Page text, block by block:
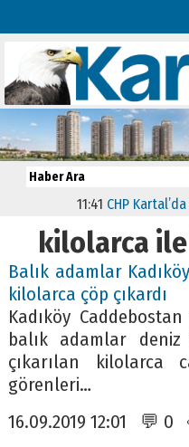
11:41 CHP Kartal’da
kilolarca
Balık adamlar
kilolarca çöp çıkardı
Kadıköy
balık adamlar deniz
çıkarılan
görenleri…
16.09.2019 12:01 💬 0